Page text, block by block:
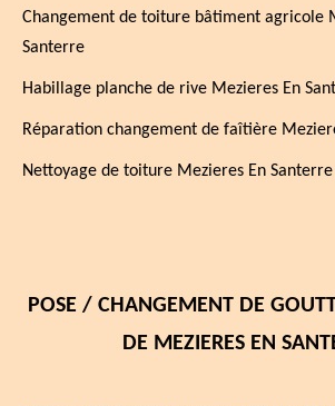
Changement de toiture bâtiment agricole
Santerre
Habillage planche de rive Mezieres En
Réparation changement de faîtière
Nettoyage de toiture Mezieres En Santerre
POSE / CHANGEMENT DE
DE MEZIERES EN